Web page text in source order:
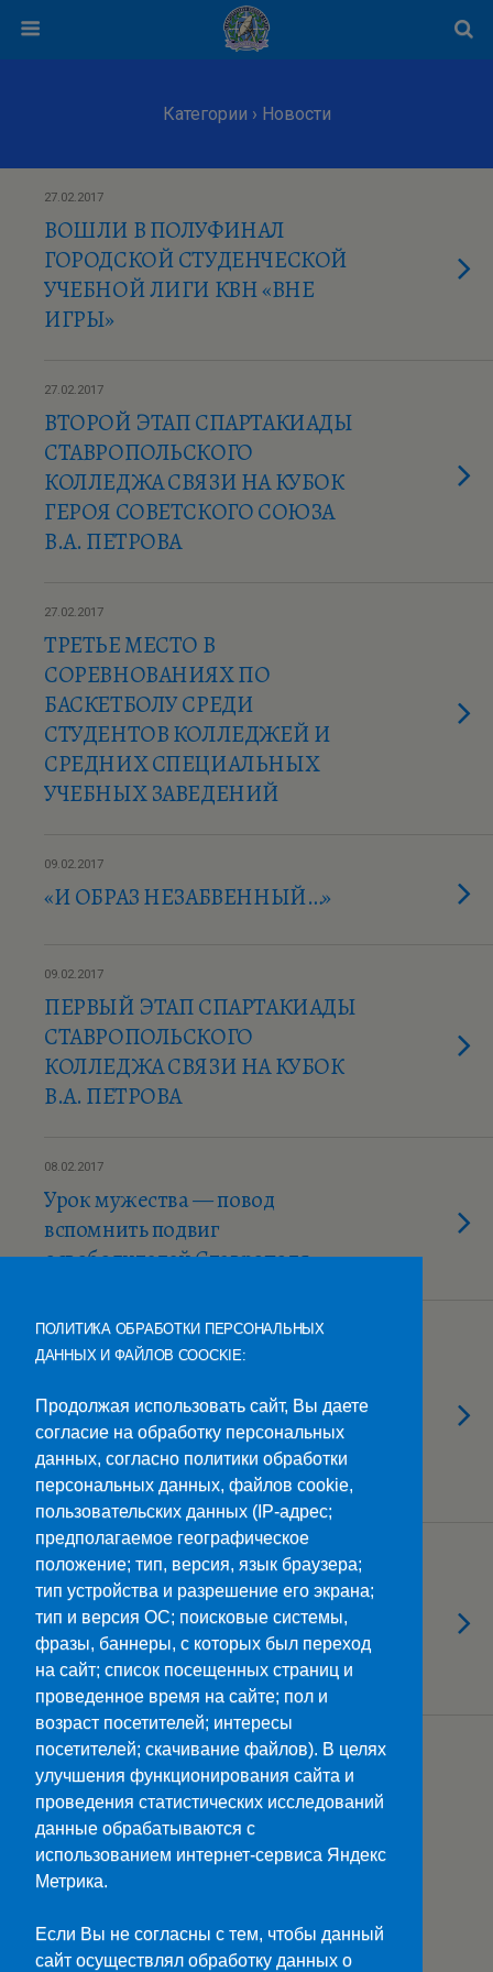
Категории › Новости
27.02.2017
ВОШЛИ В ПОЛУФИНАЛ
ГОРОДСКОЙ СТУДЕНЧЕСКОЙ
УЧЕБНОЙ ЛИГИ КВН «ВНЕ
ИГРЫ»
27.02.2017
ВТОРОЙ ЭТАП CПАРТАКИАДЫ
СТАВРОПОЛЬСКОГО
КОЛЛЕДЖА СВЯЗИ НА КУБОК
ГЕРОЯ СОВЕТСКОГО СОЮЗА
В.А. ПЕТРОВА
27.02.2017
ТРЕТЬЕ МЕСТО В
СОРЕВНОВАНИЯХ ПО
БАСКЕТБОЛУ СРЕДИ
СТУДЕНТОВ КОЛЛЕДЖЕЙ И
СРЕДНИХ СПЕЦИАЛЬНЫХ
УЧЕБНЫХ ЗАВЕДЕНИЙ
09.02.2017
«И ОБРАЗ НЕЗАБВЕННЫЙ…»
09.02.2017
ПЕРВЫЙ ЭТАП СПАРТАКИАДЫ
СТАВРОПОЛЬСКОГО
КОЛЛЕДЖА СВЯЗИ НА КУБОК
В.А. ПЕТРОВА
08.02.2017
Урок мужества — повод
вспомнить подвиг
освободителей Ставрополя
03.02.2017
Обладателем гран-при
городского праздника
«Татьянин день» стали студенты
Ставропольского колледжа
связи
01.02.2017
Итоги работы по всем
направлениям деятельности
колледжа за первый семестр
2016-2017 учебного года
Наверх
Мобильн.
Министерство науки и высшего образования>>
ПОЛИТИКА ОБРАБОТКИ ПЕРСОНАЛЬНЫХ
ДАННЫХ И ФАЙЛОВ COOCKIE:
Продолжая использовать сайт, Вы даете
согласие на обработку персональных
данных, согласно политики обработки
персональных данных, файлов cookie,
пользовательских данных (IP-адрес;
предполагаемое географическое
положение; тип, версия, язык браузера;
тип устройства и разрешение его экрана;
тип и версия ОС; поисковые системы,
фразы, баннеры, с которых был переход
на сайт; список посещенных страниц и
проведенное время на сайте; пол и
возраст посетителей; интересы
посетителей; скачивание файлов). В целях
улучшения функционирования сайта и
проведения статистических исследований
данные обрабатываются с
использованием интернет-сервиса Яндекс
Метрика.
Если Вы не согласны с тем, чтобы данный
сайт осуществлял обработку данных о